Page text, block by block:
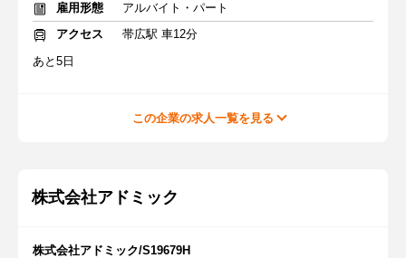
雇用形態
アルバイト・パート
アクセス
帯広駅 車12分
あと5日
この企業の求人一覧を見る
株式会社アドミック
株式会社アドミック/S19679H